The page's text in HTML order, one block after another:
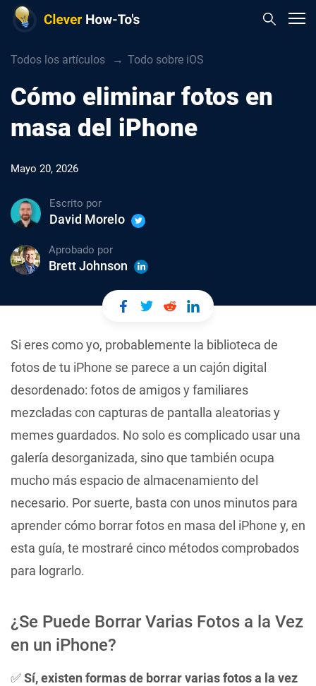
Todos los artículos Todo sobre iOS
Cómo eliminar fotos en
masa del iPhone
Mayo 20, 2026
Escrito por
David Morelo
Aprobado por
Brett Johnson
Si eres como yo, probablemente la biblioteca de
fotos de tu iPhone se parece a un cajón digital
desordenado: fotos de amigos y familiares
mezcladas con capturas de pantalla aleatorias y
memes guardados. No solo es complicado usar una
galería desorganizada, sino que también ocupa
mucho más espacio de almacenamiento del
necesario. Por suerte, basta con unos minutos para
aprender cómo borrar fotos en masa del iPhone y, en
esta guía, te mostraré cinco métodos comprobados
para lograrlo.
¿Se Puede Borrar Varias Fotos a la Vez
en un iPhone?
✅Sí, existen formas de borrar varias fotos a la vez